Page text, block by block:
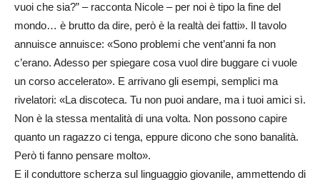
vuoi che sia?” – racconta Nicole – per noi è tipo la fine del
mondo… è brutto da dire, però è la realtà dei fatti». Il tavolo
annuisce annuisce: «Sono problemi che vent’anni fa non
c’erano. Adesso per spiegare cosa vuol dire buggare ci vuole
un corso accelerato». E arrivano gli esempi, semplici ma
rivelatori: «La discoteca. Tu non puoi andare, ma i tuoi amici sì.
Non è la stessa mentalità di una volta. Non possono capire
quanto un ragazzo ci tenga, eppure dicono che sono banalità.
Però ti fanno pensare molto».
E il conduttore scherza sul linguaggio giovanile, ammettendo di